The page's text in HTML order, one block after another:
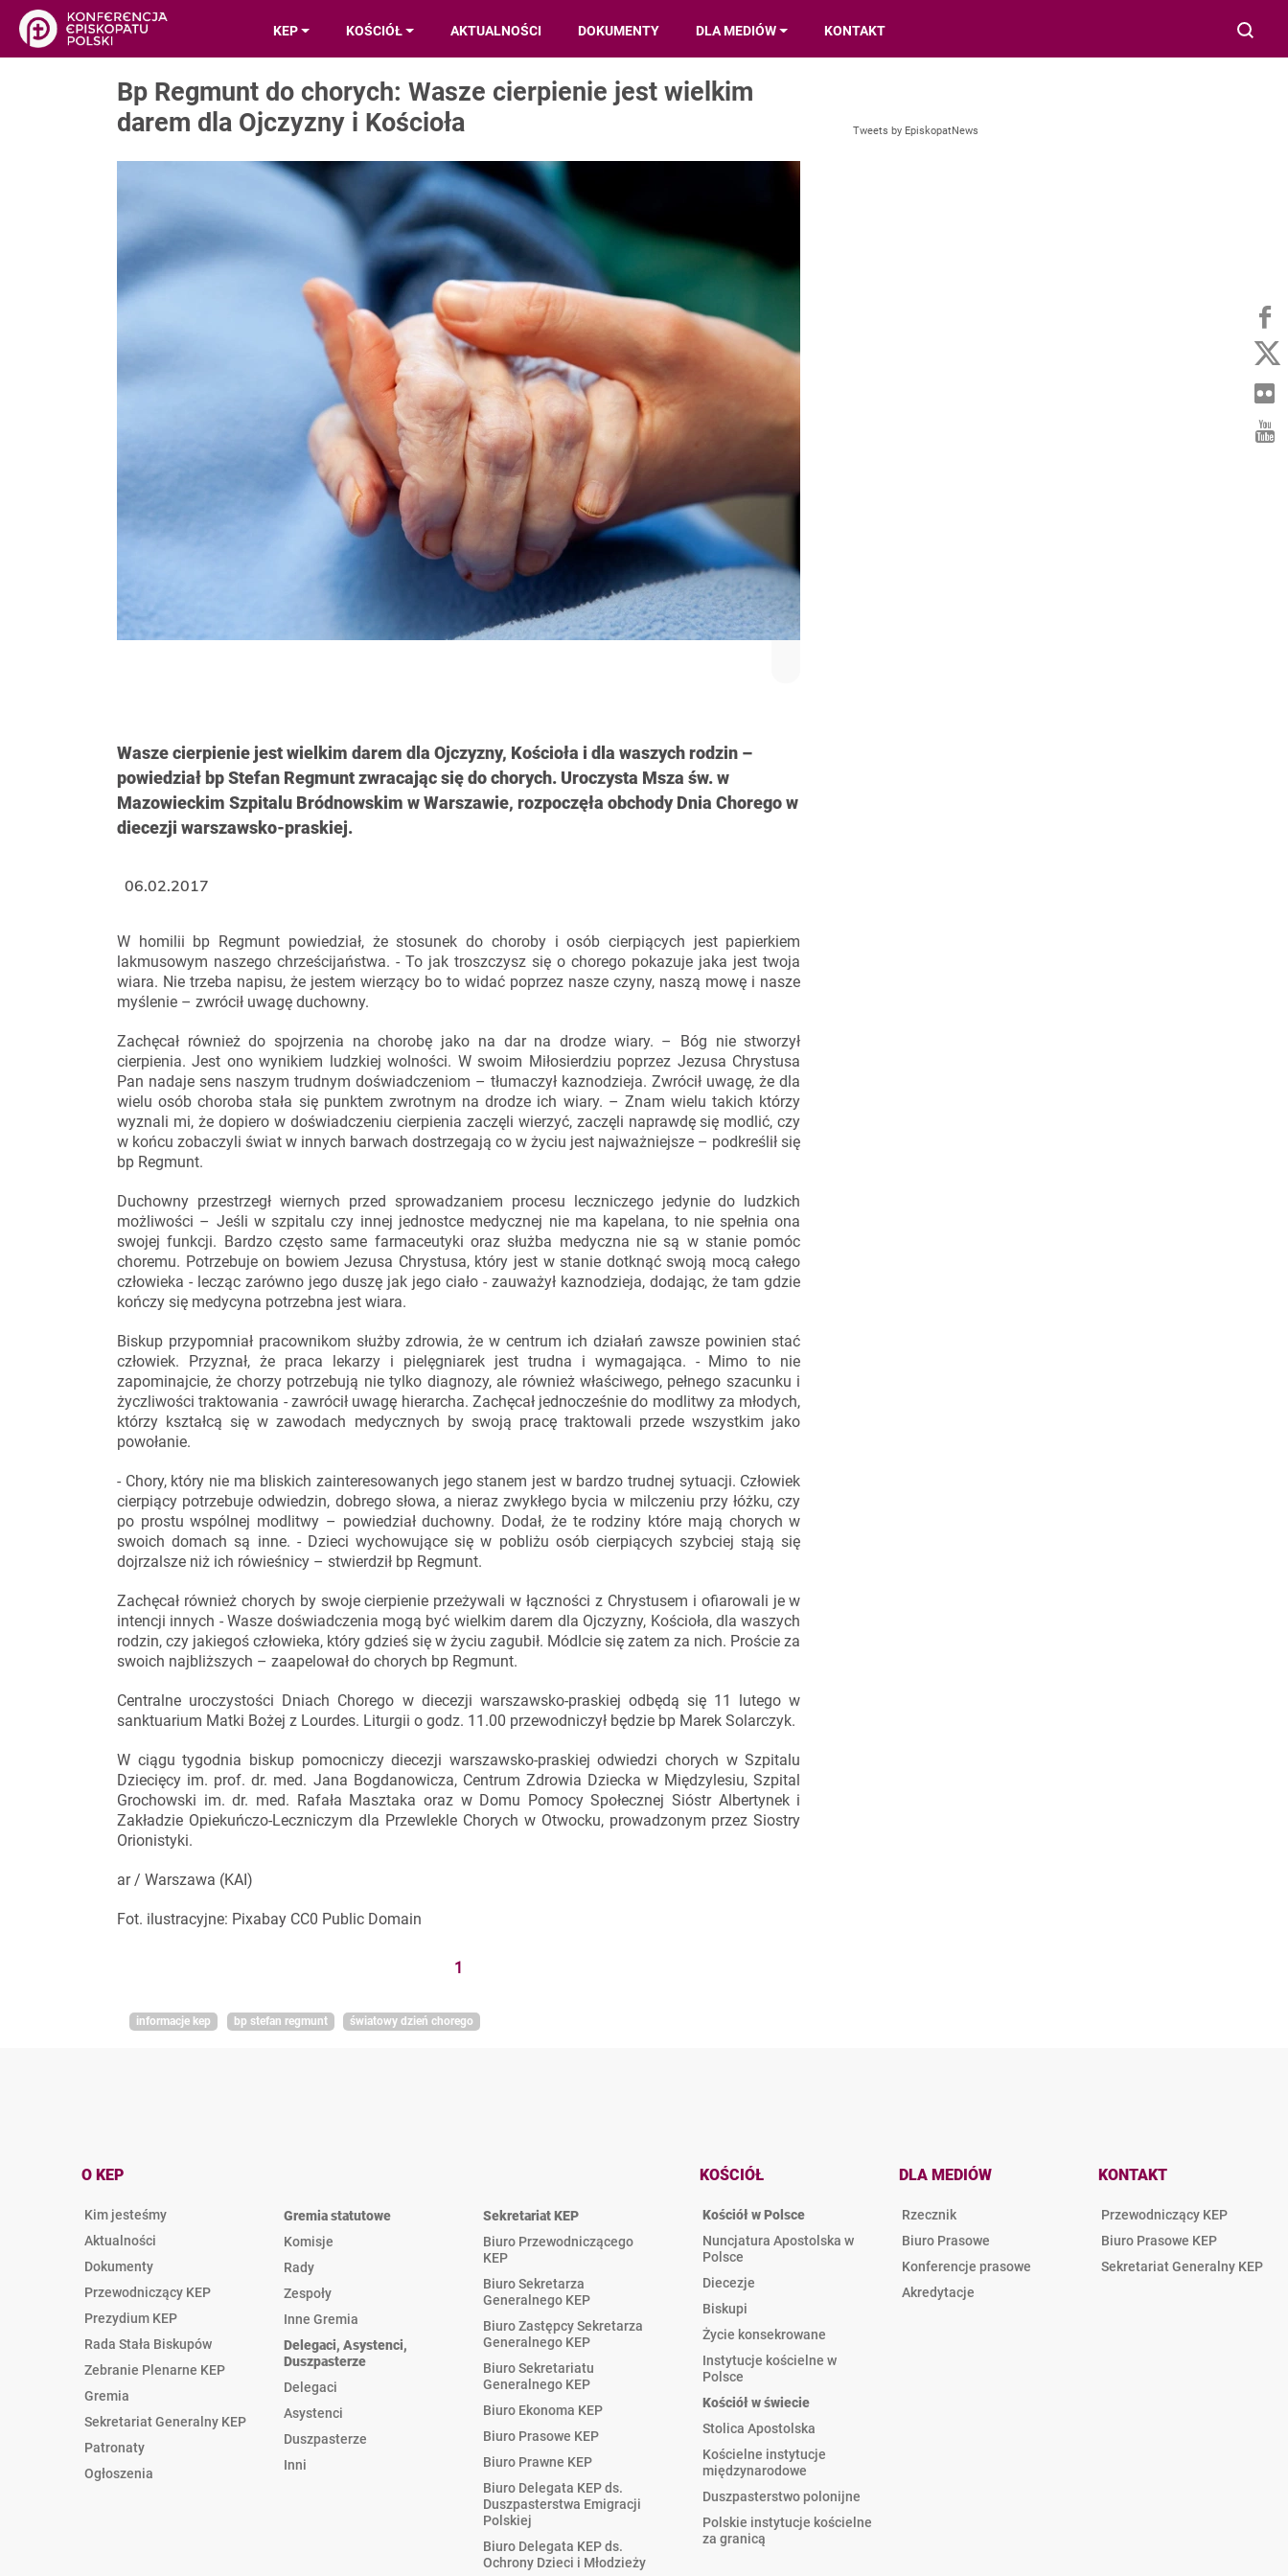
KEP KOŚCIÓŁ AKTUALNOŚCI DOKUMENTY DLA MEDIÓW KONTAKT
Bp Regmunt do chorych: Wasze cierpienie jest wielkim
darem dla Ojczyzny i Kościoła
Wasze cierpienie jest wielkim darem dla Ojczyzny, Kościoła i dla waszych rodzin –
powiedział bp Stefan Regmunt zwracając się do chorych. Uroczysta Msza św. w
Mazowieckim Szpitalu Bródnowskim w Warszawie, rozpoczęła obchody Dnia Chorego w
diecezji warszawsko-praskiej.
W homilii bp Regmunt powiedział, że stosunek do choroby i osób cierpiących jest papierkiem
lakmusowym naszego chrześcijaństwa. - To jak troszczysz się o chorego pokazuje jaka jest twoja
wiara. Nie trzeba napisu, że jestem wierzący bo to widać poprzez nasze czyny, naszą mowę i nasze
myślenie – zwrócił uwagę duchowny.
Zachęcał również do spojrzenia na chorobę jako na dar na drodze wiary. – Bóg nie stworzył
cierpienia. Jest ono wynikiem ludzkiej wolności. W swoim Miłosierdziu poprzez Jezusa Chrystusa
Pan nadaje sens naszym trudnym doświadczeniom – tłumaczył kaznodzieja. Zwrócił uwagę, że dla
wielu osób choroba stała się punktem zwrotnym na drodze ich wiary. – Znam wielu takich którzy
wyznali mi, że dopiero w doświadczeniu cierpienia zaczęli wierzyć, zaczęli naprawdę się modlić, czy
w końcu zobaczyli świat w innych barwach dostrzegają co w życiu jest najważniejsze – podkreślił się
bp Regmunt.
Duchowny przestrzegł wiernych przed sprowadzaniem procesu leczniczego jedynie do ludzkich
możliwości – Jeśli w szpitalu czy innej jednostce medycznej nie ma kapelana, to nie spełnia ona
swojej funkcji. Bardzo często same farmaceutyki oraz służba medyczna nie są w stanie pomóc
choremu. Potrzebuje on bowiem Jezusa Chrystusa, który jest w stanie dotknąć swoją mocą całego
człowieka - lecząc zarówno jego duszę jak jego ciało - zauważył kaznodzieja, dodając, że tam gdzie
kończy się medycyna potrzebna jest wiara.
Biskup przypomniał pracownikom służby zdrowia, że w centrum ich działań zawsze powinien stać
człowiek. Przyznał, że praca lekarzy i pielęgniarek jest trudna i wymagająca. - Mimo to nie
zapominajcie, że chorzy potrzebują nie tylko diagnozy, ale również właściwego, pełnego szacunku i
życzliwości traktowania - zawrócił uwagę hierarcha. Zachęcał jednocześnie do modlitwy za młodych,
którzy kształcą się w zawodach medycznych by swoją pracę traktowali przede wszystkim jako
powołanie.
- Chory, który nie ma bliskich zainteresowanych jego stanem jest w bardzo trudnej sytuacji. Człowiek
cierpiący potrzebuje odwiedzin, dobrego słowa, a nieraz zwykłego bycia w milczeniu przy łóżku, czy
po prostu wspólnej modlitwy – powiedział duchowny. Dodał, że te rodziny które mają chorych w
swoich domach są inne. - Dzieci wychowujące się w pobliżu osób cierpiących szybciej stają się
dojrzalsze niż ich rówieśnicy – stwierdził bp Regmunt.
Zachęcał również chorych by swoje cierpienie przeżywali w łączności z Chrystusem i ofiarowali je w
intencji innych - Wasze doświadczenia mogą być wielkim darem dla Ojczyzny, Kościoła, dla waszych
rodzin, czy jakiegoś człowieka, który gdzieś się w życiu zagubił. Módlcie się zatem za nich. Proście za
swoich najbliższych – zaapelował do chorych bp Regmunt.
Centralne uroczystości Dniach Chorego w diecezji warszawsko-praskiej odbędą się 11 lutego w
sanktuarium Matki Bożej z Lourdes. Liturgii o godz. 11.00 przewodniczył będzie bp Marek Solarczyk.
W ciągu tygodnia biskup pomocniczy diecezji warszawsko-praskiej odwiedzi chorych w Szpitalu
Dziecięcy im. prof. dr. med. Jana Bogdanowicza, Centrum Zdrowia Dziecka w Międzylesiu, Szpital
Grochowski im. dr. med. Rafała Masztaka oraz w Domu Pomocy Społecznej Sióstr Albertynek i
Zakładzie Opiekuńczo-Leczniczym dla Przewlekle Chorych w Otwocku, prowadzonym przez Siostry
Orionistyki.
ar / Warszawa (KAI)
Fot. ilustracyjne: Pixabay CC0 Public Domain
1
06.02.2017
informacje kep bp stefan regmunt światowy dzień chorego
Tweets by EpiskopatNews
O KEP
Kim jesteśmy
Aktualności
Dokumenty
Przewodniczący KEP
Prezydium KEP
Rada Stała Biskupów
Zebranie Plenarne KEP
Gremia
Sekretariat Generalny KEP
Patronaty
Ogłoszenia
Gremia statutowe
Komisje
Rady
Zespoły
Inne Gremia
Delegaci, Asystenci,
Duszpasterze
Delegaci
Asystenci
Duszpasterze
Inni
Sekretariat KEP
Biuro Przewodniczącego
KEP
Biuro Sekretarza
Generalnego KEP
Biuro Zastępcy Sekretarza
Generalnego KEP
Biuro Sekretariatu
Generalnego KEP
Biuro Ekonoma KEP
Biuro Prasowe KEP
Biuro Prawne KEP
Biuro Delegata KEP ds.
Duszpasterstwa Emigracji
Polskiej
Biuro Delegata KEP ds.
Ochrony Dzieci i Młodzieży
KOŚCIÓŁ
Kościół w Polsce
Nuncjatura Apostolska w
Polsce
Diecezje
Biskupi
Życie konsekrowane
Instytucje kościelne w
Polsce
Kościół w świecie
Stolica Apostolska
Kościelne instytucje
międzynarodowe
Duszpasterstwo polonijne
Polskie instytucje kościelne
za granicą
DLA MEDIÓW
Rzecznik
Biuro Prasowe
Konferencje prasowe
Akredytacje
KONTAKT
Przewodniczący KEP
Biuro Prasowe KEP
Sekretariat Generalny KEP